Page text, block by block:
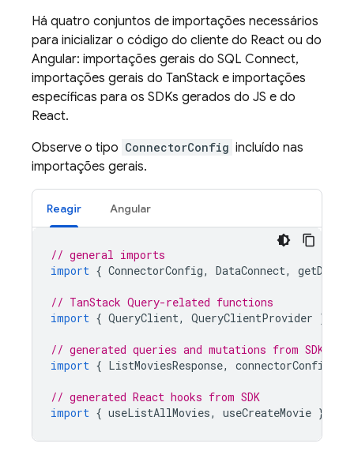
Há quatro conjuntos de importações necessários
para inicializar o código do cliente do React ou do
Angular: importações gerais do SQL Connect,
importações gerais do TanStack e importações
específicas para os SDKs gerados do JS e do
React.
Observe o tipo ConnectorConfig incluído nas
importações gerais.
Reagir Angular
// general imports
import { ConnectorConfig, DataConnect,
// TanStack Query-related functions
import { QueryClient, QueryClientProvider }
// generated queries and mutations from SDK
import { ListMoviesResponse, connectorConfig
// generated React hooks from SDK
import { useListAllMovies, useCreateMovie }